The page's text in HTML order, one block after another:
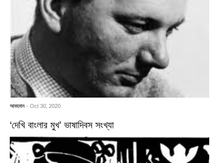
আবহমান - Oct 30, 2020
‘দেখি বাংলার মুখ’ ভাষাদিবস সংখ্যা